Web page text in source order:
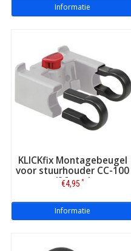
Ook afhalen mogelijk
Uitstekende
Hoge beoordelingen!
Informatie
KLICKfix Montagebeugel
voor stuurhouder CC-100
(26 mm)
€4,95 *
Informatie